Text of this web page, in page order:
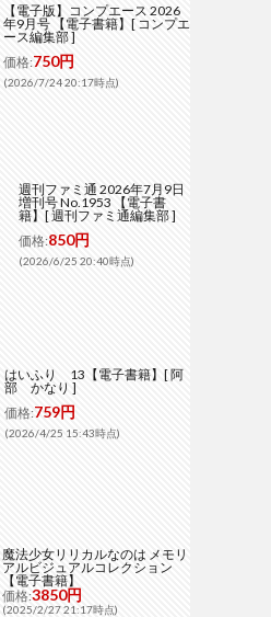
【電子版】コンプエース 2026
年9月号 【電子書籍】[ コンプエ
ース編集部 ]
価格:750円
(2026/7/24 20:17時点)
週刊ファミ通 2026年7月9日
増刊号 No.1953 【電子書
籍】[ 週刊ファミ通編集部 ]
価格:850円
(2026/6/25 20:40時点)
はいふり 13【電子書籍】[ 阿
部 かなり ]
価格:759円
(2026/4/25 15:43時点)
魔法少女リリカルなのは メモリ
アルビジュアルコレクション
【電子書籍】
価格:3850円
(2025/2/27 21:17時点)